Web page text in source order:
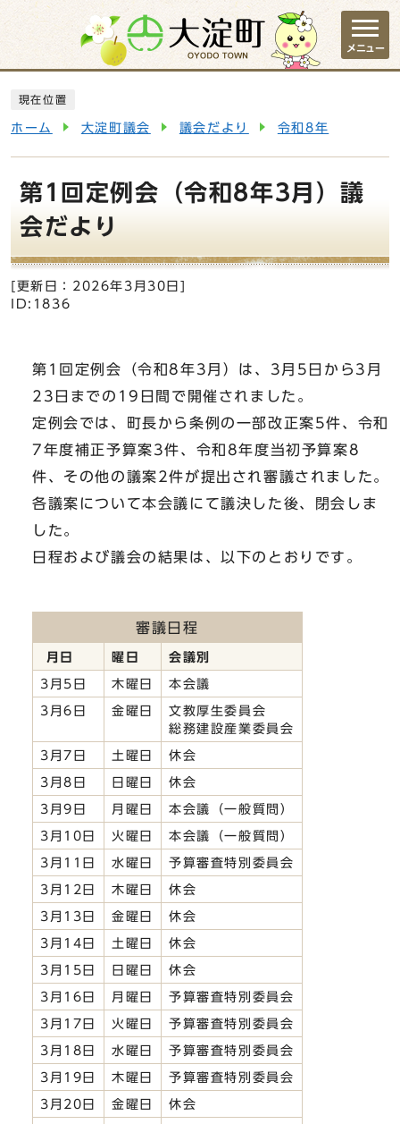
ページの先頭です
メニュー
現在位置
ホーム 大淀町議会 議会だより 令和8年
第1回定例会（令和8年3月）議
会だより
[更新日： 2026年3月30日
ID:1836
第1回定例会（令和8年3月）は、3月5日から3月
23日までの19日間で開催されました。
定例会では、町長から条例の一部改正案5件、令和
7年度補正予算案3件、令和8年度当初予算案8
件、その他の議案2件が提出され審議されました。
各議案について本会議にて議決した後、閉会しま
した。
日程および議会の結果は、以下のとおりです。
審議日程
月日 曜日 会議別
3月5日 木曜日 本会議
3月6日 金曜日
文教厚生委員会
総務建設産業委員会
3月7日 土曜日 休会
3月8日 日曜日 休会
3月9日 月曜日 本会議（一般質問）
3月10日 火曜日 本会議（一般質問）
3月11日 水曜日 予算審査特別委員会
3月12日 木曜日 休会
3月13日 金曜日 休会
3月14日 土曜日 休会
3月15日 日曜日 休会
3月16日 月曜日 予算審査特別委員会
3月17日 火曜日 予算審査特別委員会
3月18日 水曜日 予算審査特別委員会
3月19日 木曜日 予算審査特別委員会
3月20日 金曜日 休会